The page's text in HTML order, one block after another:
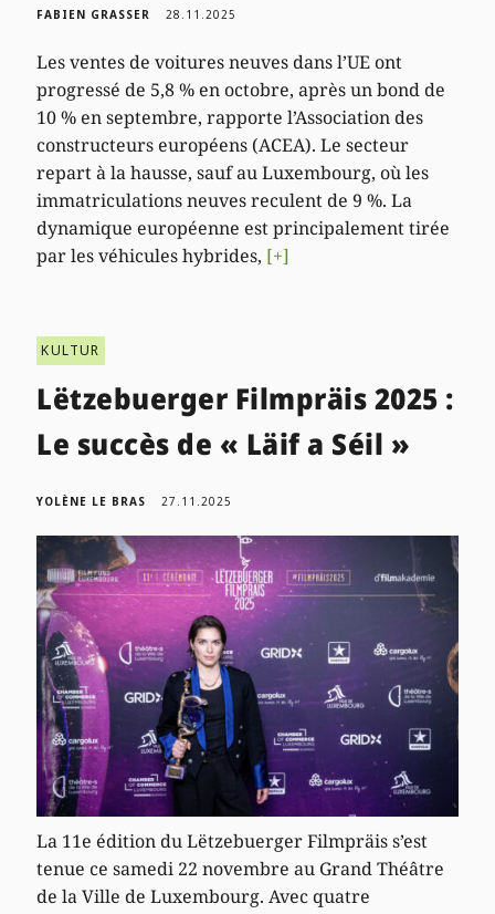
FABIEN GRASSER 28.11.2025
Les ventes de voitures neuves dans l’UE ont
progressé de 5,8 % en octobre, après un bond de
10 % en septembre, rapporte l’Association des
constructeurs européens (ACEA). Le secteur
repart à la hausse, sauf au Luxembourg, où les
immatriculations neuves reculent de 9 %. La
dynamique européenne est principalement tirée
par les véhicules hybrides, [+]
KULTUR
Lëtzebuerger Filmpräis 2025 :
Le succès de « Läif a Séil »
YOLÈNE LE BRAS 27.11.2025
La 11e édition du Lëtzebuerger Filmpräis s’est
tenue ce samedi 22 novembre au Grand Théâtre
de la Ville de Luxembourg. Avec quatre